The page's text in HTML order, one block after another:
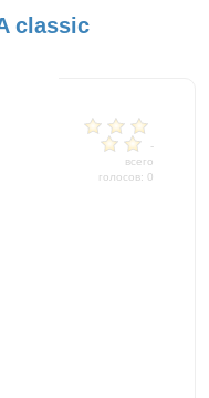
classic
-
всего
голосов: 0